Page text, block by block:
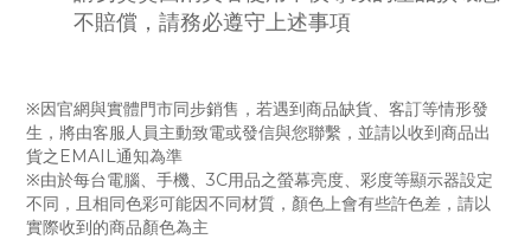
不賠償，請務必遵守上述事項
※因官網與實體門市同步銷售，若遇到商品缺貨、客訂等情形發
生，將由客服人員主動致電或發信與您聯繫，並請以收到商品出
貨之EMAIL通知為準
※由於每台電腦、手機、3C用品之螢幕亮度、彩度等顯示器設定
不同，且相同色彩可能因不同材質，顏色上會有些許色差，請以
實際收到的商品顏色為主